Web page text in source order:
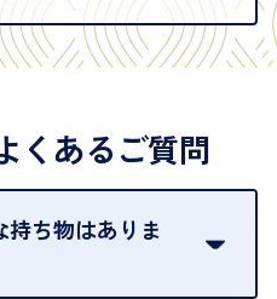
くあるご質問
持ち物はありま